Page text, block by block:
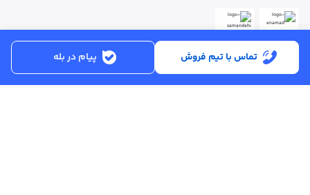
تماس با تیم فروش پیام در بله
ساعت کاری:شنبه تا پنجشنبه از ساعت 8:30 تا 17:00